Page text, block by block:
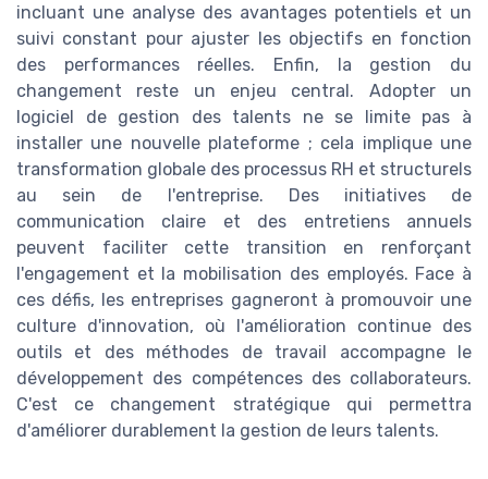
incluant une analyse des avantages potentiels et un
suivi constant pour ajuster les objectifs en fonction
des performances réelles. Enfin, la gestion du
changement reste un enjeu central. Adopter un
logiciel de gestion des talents ne se limite pas à
installer une nouvelle plateforme ; cela implique une
transformation globale des processus RH et structurels
au sein de l'entreprise. Des initiatives de
communication claire et des entretiens annuels
peuvent faciliter cette transition en renforçant
l'engagement et la mobilisation des employés. Face à
ces défis, les entreprises gagneront à promouvoir une
culture d'innovation, où l'amélioration continue des
outils et des méthodes de travail accompagne le
développement des compétences des collaborateurs.
C'est ce changement stratégique qui permettra
d'améliorer durablement la gestion de leurs talents.